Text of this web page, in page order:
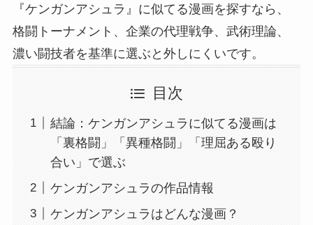
『ケンガンアシュラ』に似てる漫画を探すなら、
格闘トーナメント、企業の代理戦争、武術理論、
濃い闘技者を基準に選ぶと外しにくいです。
目次
結論：ケンガンアシュラに似てる漫画は
「裏格闘」「異種格闘」「理屈ある殴り
合い」で選ぶ
ケンガンアシュラの作品情報
ケンガンアシュラはどんな漫画？